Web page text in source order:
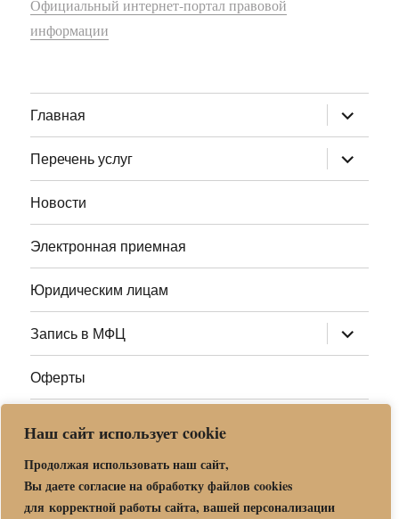
Наш сайт использует cookie
Продолжая использовать наш сайт,
Вы даете согласие на обработку файлов cookies
для корректной работы сайта, вашей персонализации
Официальный интернет-портал правовой
информации
Главная раскрыть
дочернее
меню
Перечень услуг
раскрыть
дочернее
меню
Новости
Электронная приемная
Юридическим лицам
Запись в МФЦ раскрыть
дочернее
меню
Оферты
Адреса МФЦ МО